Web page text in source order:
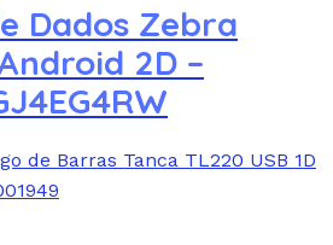
Dados Zebra
2D –